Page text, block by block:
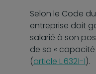
Selon le Code
entreprise doit
salarié à son
de sa «
(article L.6321-1).